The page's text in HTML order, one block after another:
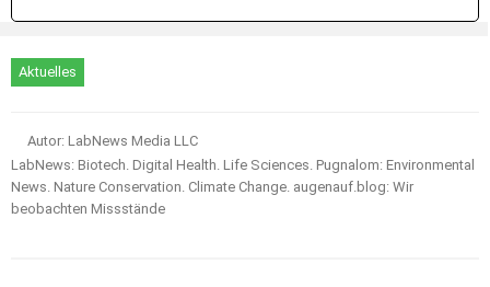
Aktuelles
Autor: LabNews Media LLC
LabNews: Biotech. Digital Health. Life Sciences. Pugnalom: Environmental
News. Nature Conservation. Climate Change. augenauf.blog: Wir
beobachten Missstände